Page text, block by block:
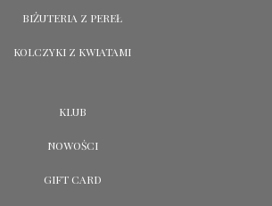
BIŻUTERIA Z PEREŁ
KOLCZYKI Z KWIATAMI
KLUB
NOWOŚCI
GIFT CARD